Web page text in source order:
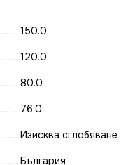
150.0
120.0
80.0
76.0
Изисква сглобяване
България